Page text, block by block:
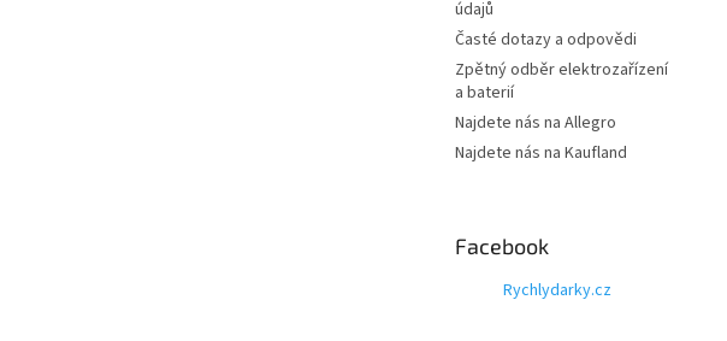
údajů
Časté dotazy a odpovědi
Zpětný odběr elektrozařízení
a baterií
Najdete nás na Allegro
Najdete nás na Kaufland
Facebook
Rychlydarky.cz